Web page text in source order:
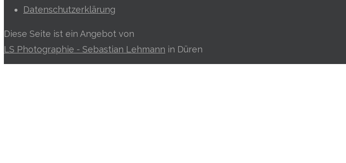
Datenschutzerklärung
Diese Seite ist ein Angebot von
LS Photographie - Sebastian Lehmann in Düren